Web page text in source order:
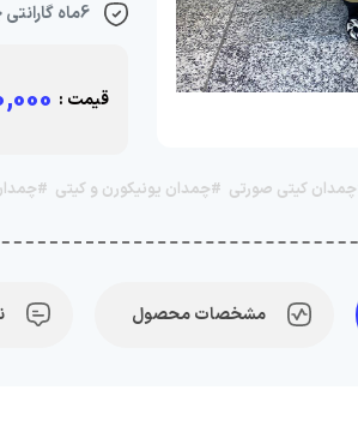
6ماه گارانتی چرخ و دسته
قیمت :
کیتی صورتی #چمدان یونیکورن و کیتی
مشخصات محصول